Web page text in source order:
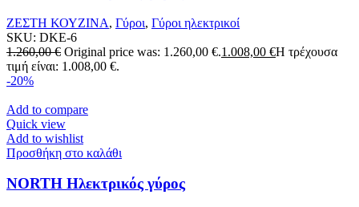
ΖΕΣΤΗ ΚΟΥΖΙΝΑ, Γύροι, Γύροι ηλεκτρικοί
SKU: DKE-6
1.260,00€ Original price was: 1.260,00 €.1.008,00 €Η τρέχουσα
τιμή είναι: 1.008,00 €.
-20%
Add to compare
Quick view
Add to wishlist
Προσθήκη στο καλάθι
NORTH Ηλεκτρικός γύρος